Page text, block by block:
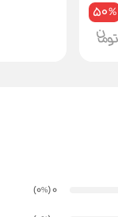
50%
0
(0
%
)